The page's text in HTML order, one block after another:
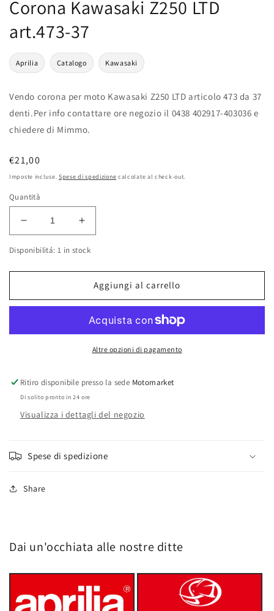
Corona Kawasaki Z250 LTD
art.473-37
Aprilia Catalogo Kawasaki
Vendo corona per moto Kawasaki Z250 LTD articolo 473 da 37
denti.Per info contattare ore negozio il 0438 402917-403036 e
chiedere di Mimmo.
Prezzo
di
€21,00
Imposte incluse. Spese di spedizione calcolate al check-out.
Quantità
Diminuisci
quantità
per
LTD
Aumenta
quantità
per
Z250
LTD
art.473-
Disponibilitá: 1 in stock
Aggiungi al carrello
Altre opzioni di pagamento
Ritiro disponibile presso la sede Motomarket
Di solito pronto in 24 ore
Visualizza i dettagli del negozio
Spese di spedizione
Share
Dai un'occhiata alle nostre ditte